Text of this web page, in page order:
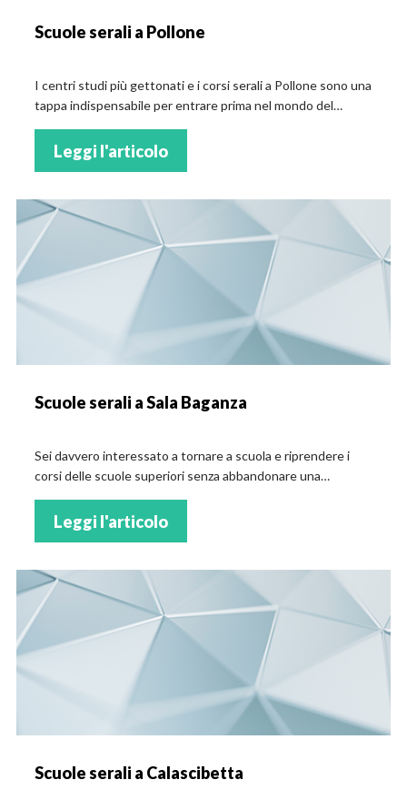
Scuole serali a Pollone
I centri studi più gettonati e i corsi serali a Pollone sono una
tappa indispensabile per entrare prima nel mondo del
Leggi l'articolo
Scuole serali a Sala Baganza
Sei davvero interessato a tornare a scuola e riprendere i
corsi delle scuole superiori senza abbandonare una
Sala Baganza!
Leggi l'articolo
Scuole serali a Calascibetta